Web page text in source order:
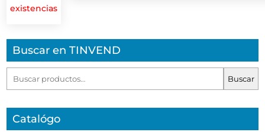
existencias
Buscar en TINVEND
Buscar
por:
Buscar
Catalógo